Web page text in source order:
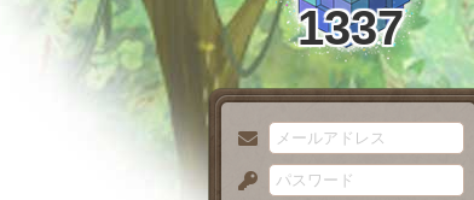
1337
メ